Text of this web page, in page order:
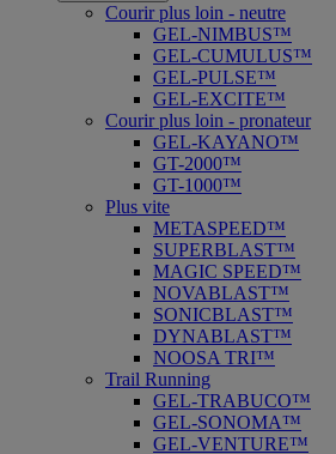
Courir plus loin - neutre
GEL-NIMBUS™
GEL-CUMULUS™
GEL-PULSE™
GEL-EXCITE™
Courir plus loin - pronateur
GEL-KAYANO™
GT-2000™
GT-1000™
Plus vite
METASPEED™
SUPERBLAST™
MAGIC SPEED™
NOVABLAST™
SONICBLAST™
DYNABLAST™
NOOSA TRI™
Trail Running
GEL-TRABUCO™
GEL-SONOMA™
GEL-VENTURE™